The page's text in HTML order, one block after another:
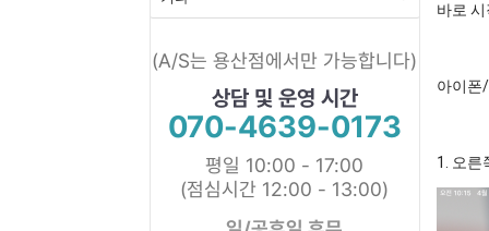
(A/S는 용산점에서만 가능합니다)
상담 및 운영 시간
070-4639-0173
평일 10:00 - 17:00
(점심시간 12:00 - 13:00)
바로
아이폰
1. 오른